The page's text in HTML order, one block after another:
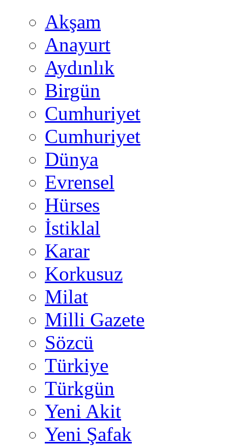
Akşam
Anayurt
Aydınlık
Birgün
Cumhuriyet
Cumhuriyet
Dünya
Evrensel
Hürses
İstiklal
Karar
Korkusuz
Milat
Milli Gazete
Sözcü
Türkiye
Türkgün
Yeni Akit
Yeni Şafak